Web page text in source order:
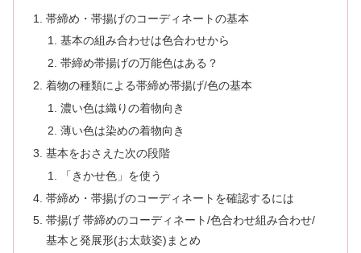
帯締め・帯揚げのコーディネートの基本
基本の組み合わせは色合わせから
帯締め帯揚げの万能色はある？
着物の種類による帯締め帯揚げ/色の基本
濃い色は織りの着物向き
薄い色は染めの着物向き
基本をおさえた次の段階
「きかせ色」を使う
帯締め・帯揚げのコーディネートを確認するには
帯揚げ 帯締めのコーディネート/色合わせ組み合わせ/
基本と発展形(お太鼓姿)まとめ